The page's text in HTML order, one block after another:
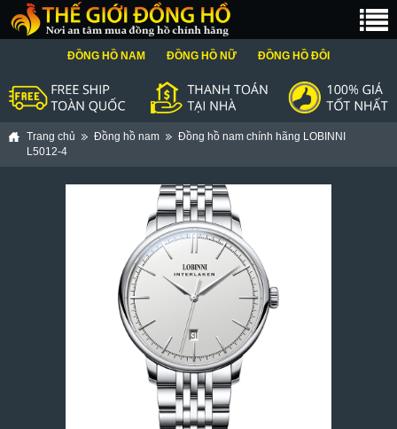
ĐỒNG HỒ NAM ĐỒNG HỒ NỮ ĐỒNG HỒ ĐÔI
Trang chủ Đồng hồ nam
Đồng hồ nam chính hãng LOBINNI
L5012-4